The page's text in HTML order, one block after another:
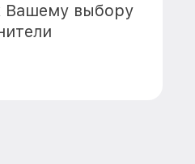
Вашему выбору